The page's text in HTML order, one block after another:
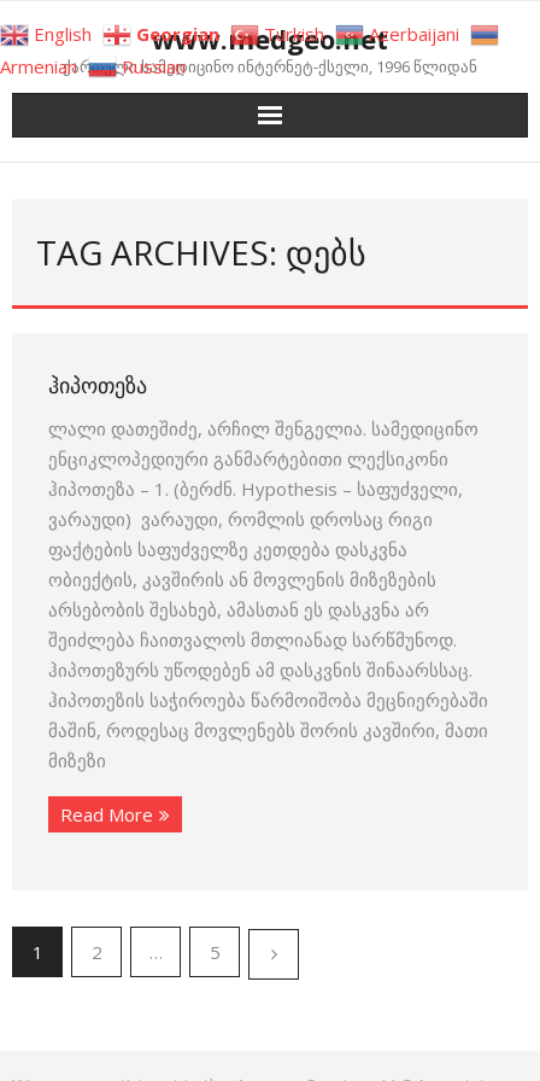
to
content
www.medgeo.net
ქართული სამედიცინო ინტერნეტ-ქსელი, 1996 წლიდან
TAG ARCHIVES: ᲓᲔᲑᲡ
ᲰᲘᲞᲝᲗᲔᲖᲐ
ლალი დათეშიძე, არჩილ შენგელია. სამედიცინო
ენციკლოპედიური განმარტებითი ლექსიკონი
ჰიპოთეზა – 1. (ბერძნ. Hypothesis – საფუძველი,
ვარაუდი) ვარაუდი, რომლის დროსაც რიგი
ფაქტების საფუძველზე კეთდება დასკვნა
ობიექტის, კავშირის ან მოვლენის მიზეზების
არსებობის შესახებ, ამასთან ეს დასკვნა არ
შეიძლება ჩაითვალოს მთლიანად სარწმუნოდ.
ჰიპოთეზურს უწოდებენ ამ დასკვნის შინაარსსაც.
ჰიპოთეზის საჭიროება წარმოიშობა მეცნიერებაში
მაშინ, როდესაც მოვლენებს შორის კავშირი, მათი
მიზეზი
Read More
1 2 … 5
English Georgian Turkish
Azerbaijani
Armenian
Russian